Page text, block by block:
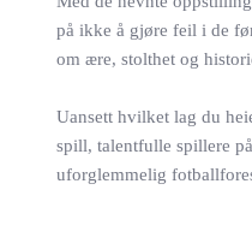
på ikke å gjøre feil i de
om ære, stolthet og
Uansett hvilket lag du
spill, talentfulle spillere
uforglemmelig